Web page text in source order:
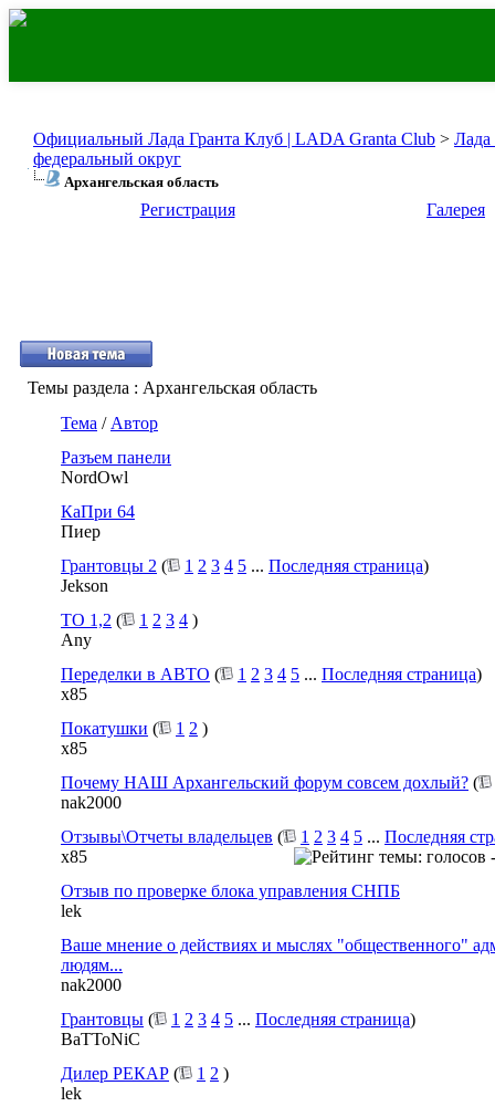
Официальный Лада Гранта Клуб | LADA Granta Club > Лада
федеральный округ
Архангельская область
Регистрация Галерея
Темы раздела : Архангельская область
Тема / Автор
Разъем панели
NordOwl
КаПри 64
Пиер
Грантовцы 2 ( 1 2 3 4 5 ... Последняя страница)
Jekson
ТО 1,2 ( 1 2 3 4 )
Any
Переделки в АВТО ( 1 2 3 4 5 ... Последняя страница)
x85
Покатушки ( 1 2 )
x85
Почему НАШ Архангельский форум совсем дохлый? (
nak2000
Отзывы\Отчеты владельцев ( 1 2 3 4 5 ... Последняя
x85
Отзыв по проверке блока управления СНПБ
lek
Ваше мнение о действиях и мыслях "общественного"
людям...
nak2000
Грантовцы ( 1 2 3 4 5 ... Последняя страница)
BaTToNiC
Дилер РЕКАР ( 1 2 )
lek